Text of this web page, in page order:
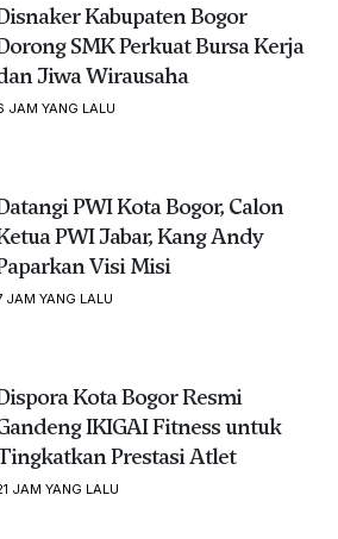
Kabupaten Bogor
SMK Perkuat Bursa Kerja
Jiwa Wirausaha
JAM YANG LALU
PWI Kota Bogor, Calon
PWI Jabar, Kang Andy
Visi Misi
JAM YANG LALU
Kota Bogor Resmi
IKIGAI Fitness untuk
Prestasi Atlet
JAM YANG LALU